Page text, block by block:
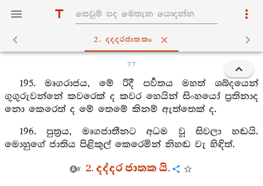
2. දද‍්දරජාතකං
77
195. මෘගරාජය, මේ රිදී පර්‍වතය මහත් ශබ්දයෙන්
ගුගුරුවන්නේ කවරෙක් ද කවර හෙයින් සිංහයෝ ප්‍රතිනාද
නො කෙරෙත් ද මේ තෙමේ කිනම් ඇත්තෙක් ද.
196. පුත්‍රය, මෘගජාතීනට අධම වූ සිවලා හඬයි.
මොහුගේ ජාතිය පිළිකුල් කෙරෙමින් නිහඬ වැ හිඳිත්.
2. දද්දර ජාතක යි.